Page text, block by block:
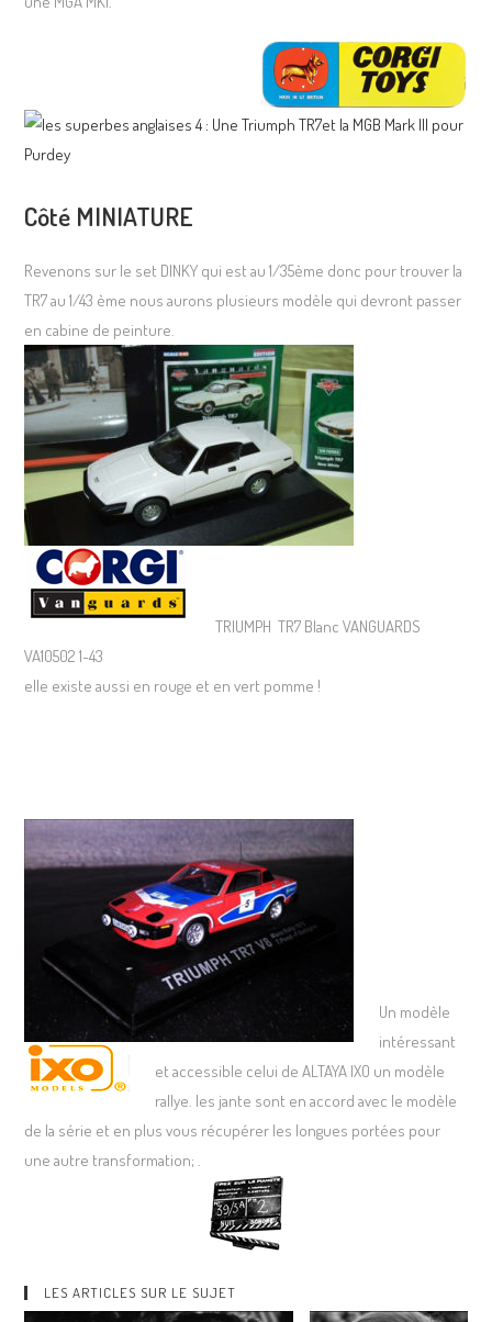
Côté MINIATURE
Revenons sur le set DINKY qui est au 1/35ème donc pour trouver la
TR7 au 1/43 ème nous aurons plusieurs modèle qui devront passer
en cabine de peinture.
TRIUMPH TR7 Blanc VANGUARDS
VA10502 1-43
elle existe aussi en rouge et en vert pomme !
Un modèle
intéressant
et accessible celui de ALTAYA IXO un modèle
rallye. les jante sont en accord avec le modèle
de la série et en plus vous récupérer les longues portées pour
une autre transformation; .
LES ARTICLES SUR LE SUJET